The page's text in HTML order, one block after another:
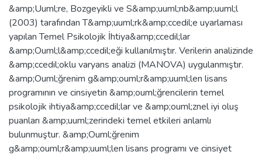
&amp;Uuml;re, Bozgeyikli ve S&amp;uuml;nb&amp;uuml;l
(2003) tarafından T&amp;uuml;rk&amp;ccedil;e uyarlaması
yapılan Temel Psikolojik İhtiya&amp;ccedil;lar
&amp;Ouml;l&amp;ccedil;eği kullanılmıştır. Verilerin analizinde
&amp;ccedil;oklu varyans analizi (MANOVA) uygulanmıştır.
&amp;Ouml;ğrenim g&amp;ouml;r&amp;uuml;len lisans
programının ve cinsiyetin &amp;ouml;ğrencilerin temel
psikolojik ihtiya&amp;ccedil;lar ve &amp;ouml;znel iyi oluş
puanları &amp;uuml;zerindeki temel etkileri anlamlı
bulunmuştur. &amp;Ouml;ğrenim
g&amp;ouml;r&amp;uuml;len lisans programı ve cinsiyet